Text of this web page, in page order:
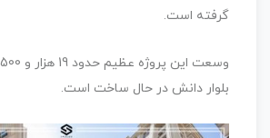
گرفته است.
بلوار دانش در حال ساخت است.